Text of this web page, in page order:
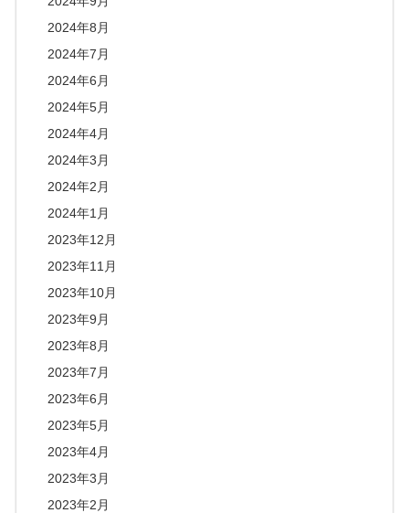
2024年8月
2024年7月
2024年6月
2024年5月
2024年4月
2024年3月
2024年2月
2024年1月
2023年12月
2023年11月
2023年10月
2023年9月
2023年8月
2023年7月
2023年6月
2023年5月
2023年4月
2023年3月
2023年2月